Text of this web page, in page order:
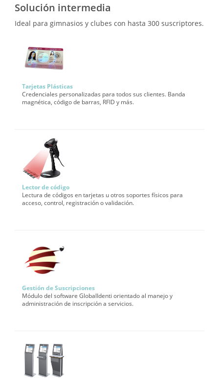
Solución intermedia
Ideal para gimnasios y clubes con hasta 300 suscriptores.
Tarjetas Plásticas
Credenciales personalizadas para todos sus clientes. Banda
magnética, código de barras, RFID y más.
Lector de código
Lectura de códigos en tarjetas u otros soportes físicos para
acceso, control, registración o validación.
Gestión de Suscripciones
Módulo del software GlobalIdenti orientado al manejo y
administración de inscripción a servicios.